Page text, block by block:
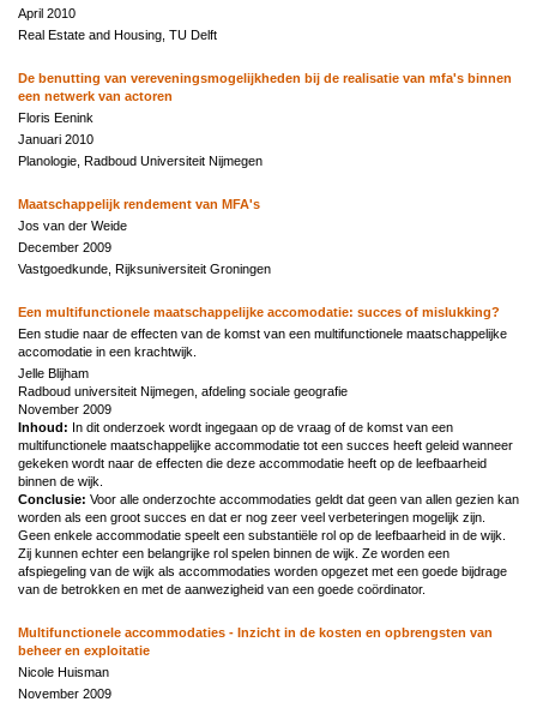
April 2010
Real Estate and Housing, TU Delft
De benutting van vereveningsmogelijkheden bij de realisatie van mfa's binnen
een netwerk van actoren
Floris Eenink
Januari 2010
Planologie, Radboud Universiteit Nijmegen
Maatschappelijk rendement van MFA's
Jos van der Weide
December 2009
Vastgoedkunde, Rijksuniversiteit Groningen
Een multifunctionele maatschappelijke accomodatie: succes of mislukking?
Een studie naar de effecten van de komst van een multifunctionele maatschappelijke
accomodatie in een krachtwijk.
Jelle Blijham
Radboud universiteit Nijmegen, afdeling sociale geografie
November 2009
Inhoud: In dit onderzoek wordt ingegaan op de vraag of de komst van een
multifunctionele maatschappelijke accommodatie tot een succes heeft geleid wanneer
gekeken wordt naar de effecten die deze accommodatie heeft op de leefbaarheid
binnen de wijk.
Conclusie: Voor alle onderzochte accommodaties geldt dat geen van allen gezien kan
worden als een groot succes en dat er nog zeer veel verbeteringen mogelijk zijn.
Geen enkele accommodatie speelt een substantiële rol op de leefbaarheid in de wijk.
Zij kunnen echter een belangrijke rol spelen binnen de wijk. Ze worden een
afspiegeling van de wijk als accommodaties worden opgezet met een goede bijdrage
van de betrokken en met de aanwezigheid van een goede coördinator.
Multifunctionele accommodaties - Inzicht in de kosten en opbrengsten van
beheer en exploitatie
Nicole Huisman
November 2009